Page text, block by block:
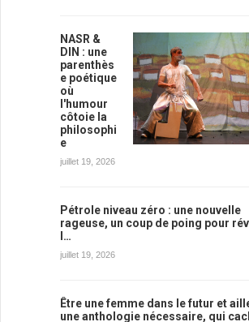
NASR &
DIN : une
parenthès
e poétique
où
l'humour
côtoie la
philosophi
e
juillet 19, 2026
Pétrole niveau zéro : une nouvelle
rageuse, un coup de poing pour
l…
juillet 19, 2026
Être une femme dans le futur et
une anthologie nécessaire, qui